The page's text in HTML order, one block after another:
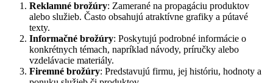
Reklamné brožúry: Zamerané na propagáciu produktov
alebo služieb. Často obsahujú atraktívne grafiky a pútavé
texty.
Informačné brožúry: Poskytujú podrobné informácie o
konkrétnych témach, napríklad návody, príručky alebo
vzdelávacie materiály.
Firemné brožúry: Predstavujú firmu, jej históriu, hodnoty a